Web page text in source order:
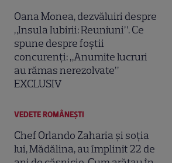
Oana Monea, dezvăluiri despre
„Insula Iubirii: Reuniuni”. Ce
spune despre foștii
concurenți: „Anumite lucruri
au rămas nerezolvate”
EXCLUSIV
VEDETE ROMÂNEŞTI
Chef Orlando Zaharia și soția
lui, Mădălina, au împlinit 22 de